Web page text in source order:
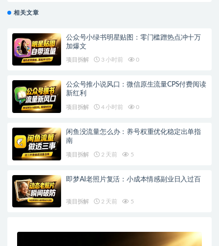
相关文章
公众号小绿书明星贴图：零门槛蹭热点冲十万
加爆文
项目拆解 3 小时前 0
公众号推小说风口：微信原生流量CPS付费阅读
新红利
项目拆解 4 小时前 0
闲鱼没流量怎么办：养号权重优化稳定出单指
南
项目拆解 2 天前 5
即梦AI老照片复活：小成本情感副业日入过百
项目拆解 2 天前 5